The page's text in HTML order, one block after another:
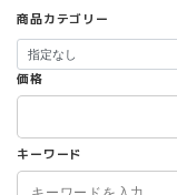
商品カテゴリー
価格
キーワード